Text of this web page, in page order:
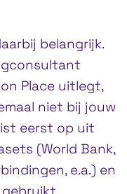
belangrijk.
Place uitlegt,
niet bij jouw
eerst op uit
(World Bank,
e.a.) en